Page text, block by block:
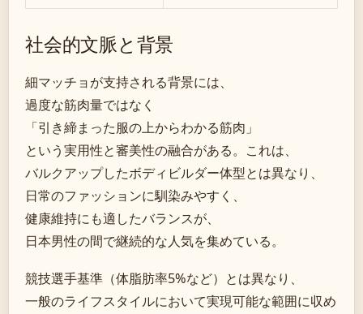
社会的文脈と背景
細マッチョが支持される背景には、
過度な筋肉量ではなく
「引き締まった服の上からわかる筋肉」
という実用性と審美性の融合がある。これは、
バルクアップしたボディビルダー体型とは異なり、
日常のファッションに馴染みやすく、
健康維持にも適したバランスが、
日本男性の間で継続的な人気を集めている。
競技選手基準（体脂肪率5%など）とは異なり、
一般のライフスタイルにおいて実現可能な範囲に収め